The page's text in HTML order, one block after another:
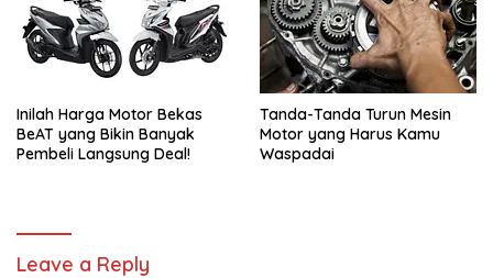
Inilah Harga Motor Bekas
BeAT yang Bikin Banyak
Pembeli Langsung Deal!
Tanda-Tanda Turun Mesin
Motor yang Harus Kamu
Waspadai
Leave a Reply